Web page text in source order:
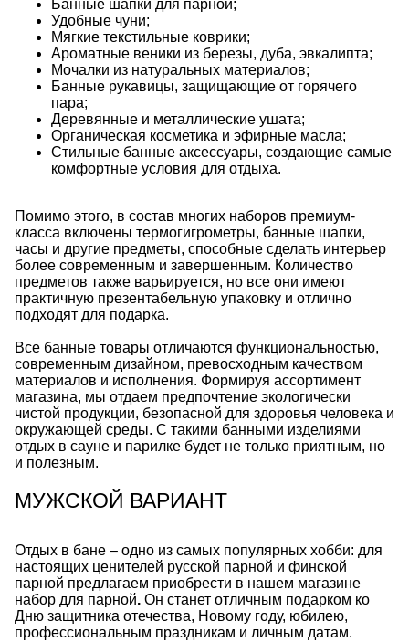
Банные шапки для парной;
Удобные чуни;
Мягкие текстильные коврики;
Ароматные веники из березы, дуба, эвкалипта;
Мочалки из натуральных материалов;
Банные рукавицы, защищающие от горячего
пара;
Деревянные и металлические ушата;
Органическая косметика и эфирные масла;
Стильные банные аксессуары, создающие самые
комфортные условия для отдыха.
Помимо этого, в состав многих наборов премиум-
класса включены термогигрометры, банные шапки,
часы и другие предметы, способные сделать интерьер
более современным и завершенным. Количество
предметов также варьируется, но все они имеют
практичную презентабельную упаковку и отлично
подходят для подарка.
Все банные товары отличаются функциональностью,
современным дизайном, превосходным качеством
материалов и исполнения. Формируя ассортимент
магазина, мы отдаем предпочтение экологически
чистой продукции, безопасной для здоровья человека и
окружающей среды. С такими банными изделиями
отдых в сауне и парилке будет не только приятным, но
и полезным.
МУЖСКОЙ ВАРИАНТ
Отдых в бане – одно из самых популярных хобби: для
настоящих ценителей русской парной и финской
парной предлагаем приобрести в нашем магазине
набор для парной. Он станет отличным подарком ко
Дню защитника отечества, Новому году, юбилею,
профессиональным праздникам и личным датам.